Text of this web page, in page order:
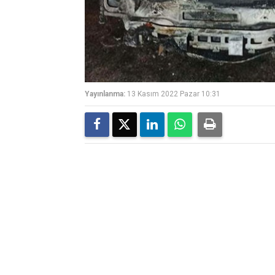
Yayınlanma: 13 Kasım 2022 Pazar 10:31